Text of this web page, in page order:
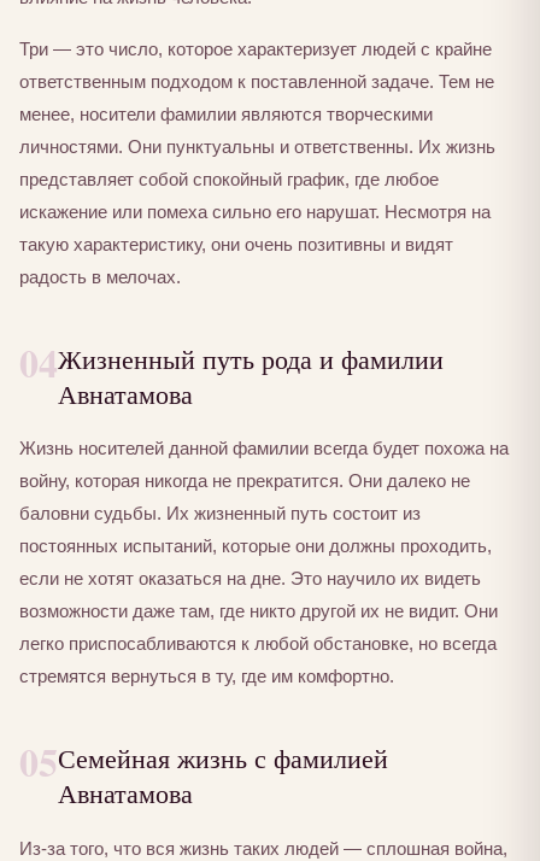
Три — это число, которое характеризует людей с крайне
ответственным подходом к поставленной задаче. Тем не
менее, носители фамилии являются творческими
личностями. Они пунктуальны и ответственны. Их жизнь
представляет собой спокойный график, где любое
искажение или помеха сильно его нарушат. Несмотря на
такую характеристику, они очень позитивны и видят
радость в мелочах.
04Жизненный путь рода и фамилии
Авнатамова
Жизнь носителей данной фамилии всегда будет похожа на
войну, которая никогда не прекратится. Они далеко не
баловни судьбы. Их жизненный путь состоит из
постоянных испытаний, которые они должны проходить,
если не хотят оказаться на дне. Это научило их видеть
возможности даже там, где никто другой их не видит. Они
легко приспосабливаются к любой обстановке, но всегда
стремятся вернуться в ту, где им комфортно.
05Семейная жизнь с фамилией
Авнатамова
Из-за того, что вся жизнь таких людей — сплошная война,